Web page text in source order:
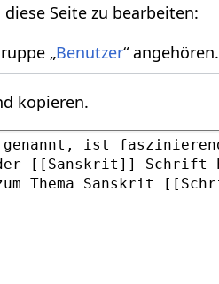
Seite zu bearbeiten:
„Benutzer“ angehören.
kopieren.